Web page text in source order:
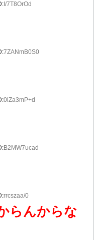
I/7T8OrOd
7ZANmB0S0
0lZa3mP+d
B2MW7ucad
rrcszaa/0
らんからな